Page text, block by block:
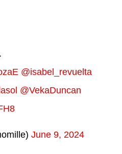
@isabel_revuelta
@VekaDuncan
June 9, 2024